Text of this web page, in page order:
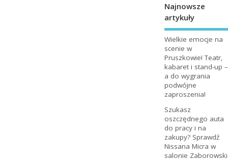
Najnowsze
artykuły
Wielkie emocje na
scenie w
Pruszkowie! Teatr,
kabaret i stand-up –
a do wygrania
podwójne
zaproszenia!
Szukasz
oszczędnego auta
do pracy i na
zakupy? Sprawdź
Nissana Micra w
salonie Zaborowski